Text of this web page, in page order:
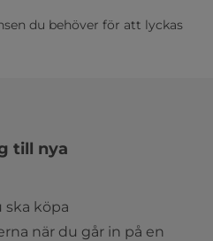
du behöver för att lyckas
till nya
ska köpa
när du går in på en